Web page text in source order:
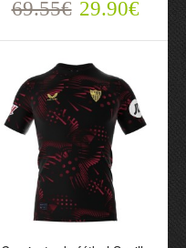
Camiseta de fútbol Sevilla
FC Tercera Equipación
69.55€ 29.90€